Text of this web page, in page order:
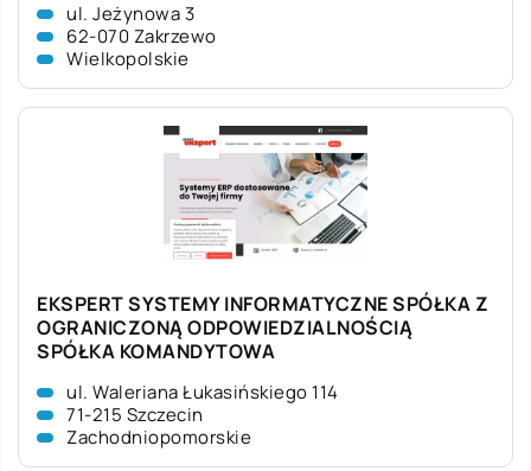
ul. Jeżynowa 3
62-070 Zakrzewo
Wielkopolskie
EKSPERT SYSTEMY INFORMATYCZNE SPÓŁKA Z
OGRANICZONĄ ODPOWIEDZIALNOŚCIĄ
SPÓŁKA KOMANDYTOWA
ul. Waleriana Łukasińskiego 114
71-215 Szczecin
Zachodniopomorskie